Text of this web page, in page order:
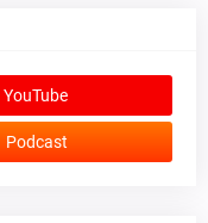
YouTube
Podcast